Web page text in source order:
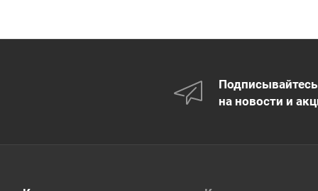
Подписывайтесь
на новости и